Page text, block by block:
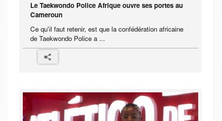
Le Taekwondo Police Afrique ouvre ses portes au
Cameroun
Ce qu'il faut retenir, est que la confédération africaine
de Taekwondo Police a ...